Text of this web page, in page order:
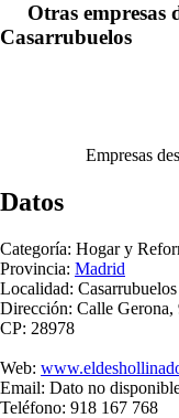
Otras empresas
Casarrubuelos
Empresas
Datos
Categoría: Hogar y
Provincia: Madrid
Localidad: Casarrubuelos
Dirección: Calle Gerona,
CP: 28978
Web:
Email: Dato no
Teléfono: 918 167 768